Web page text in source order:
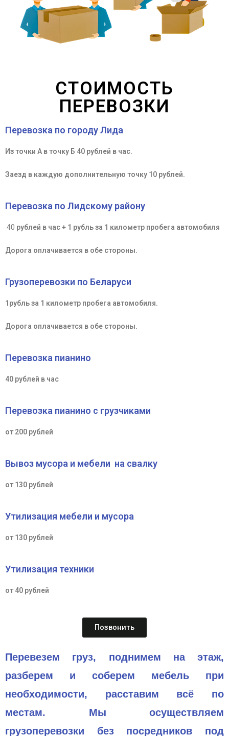
СТОИМОСТЬ
ПЕРЕВОЗКИ
Перевозка по городу Лида
Из точки А в точку Б 40 рублей в час.
Заезд в каждую дополнительную точку 10 рублей.
Перевозка по Лидскому району
40 рублей в час + 1 рубль за 1 километр пробега автомобиля
Дорога оплачивается в обе стороны.
Грузоперевозки по Беларуси
1рубль за 1 километр пробега автомобиля.
Дорога оплачивается в обе стороны.
Перевозка пианино
40 рублей в час
Перевозка пианино с грузчиками
от 200 рублей
Вывоз мусора и мебели на свалку
от 130 рублей
Утилизация мебели и мусора
от 130 рублей
Утилизация техники
от 40 рублей
Позвонить
Перевезем груз, поднимем на этаж,
разберем и соберем мебель при
необходимости, расставим всё по
местам. Мы осуществляем
грузоперевозки без посредников под